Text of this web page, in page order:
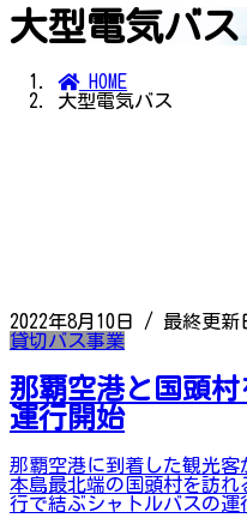
大型電気バス
HOME
大型電気バス
2022年8月10日 / 最終更
貸切バス事業
那覇空港と国頭
運行開始
那覇空港に到着した観光客
本島最北端の国頭村を訪
行で結ぶシャトルバスの運